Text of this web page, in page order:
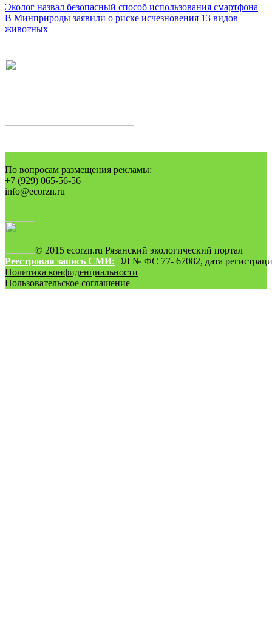
Навигация
по
записям
Эколог назвал безопасный способ использования смартфона
В Минприроды заявили о риске исчезновения 13 видов
животных
По вопросам размещения рекламы:
+7 (929) 065-56-56
info@ecorzn.ru
© 2015 ecorzn.ru Рязанский экологический портал
Реестровая запись СМИ: ЭЛ № ФС 77- 67082, дата
Политика конфиденциальности
Пользовательское соглашение